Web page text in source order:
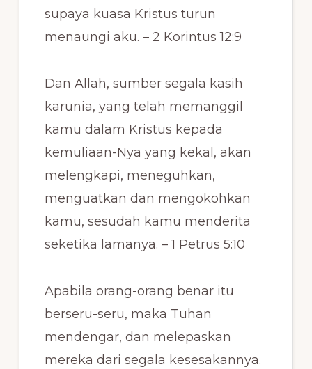
supaya kuasa Kristus turun
menaungi aku. – 2 Korintus 12:9
Dan Allah, sumber segala kasih
karunia, yang telah memanggil
kamu dalam Kristus kepada
kemuliaan-Nya yang kekal, akan
melengkapi, meneguhkan,
menguatkan dan mengokohkan
kamu, sesudah kamu menderita
seketika lamanya. – 1 Petrus 5:10
Apabila orang-orang benar itu
berseru-seru, maka Tuhan
mendengar, dan melepaskan
mereka dari segala kesesakannya.